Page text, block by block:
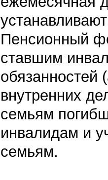
Пенсионный
ставшим
обязанностей
внутренних
семьям
инвалидам и
семьям.